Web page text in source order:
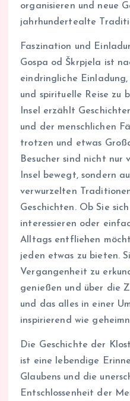
organisieren und neue
jahrhundertealte
Faszination und
Gospa od Škrpjela ist
eindringliche
und spirituelle Reise zu
Insel erzählt
und der menschlichen
trotzen und etwas
Besucher sind nicht nur
Insel bewegt, sondern
verwurzelten
Geschichten. Ob Sie
interessieren oder
Alltags entfliehen
jeden etwas zu bieten.
Vergangenheit zu
genießen und über die
und das alles in einer
inspirierend wie
Die Geschichte der
ist eine lebendige
Glaubens und die
Entschlossenheit der